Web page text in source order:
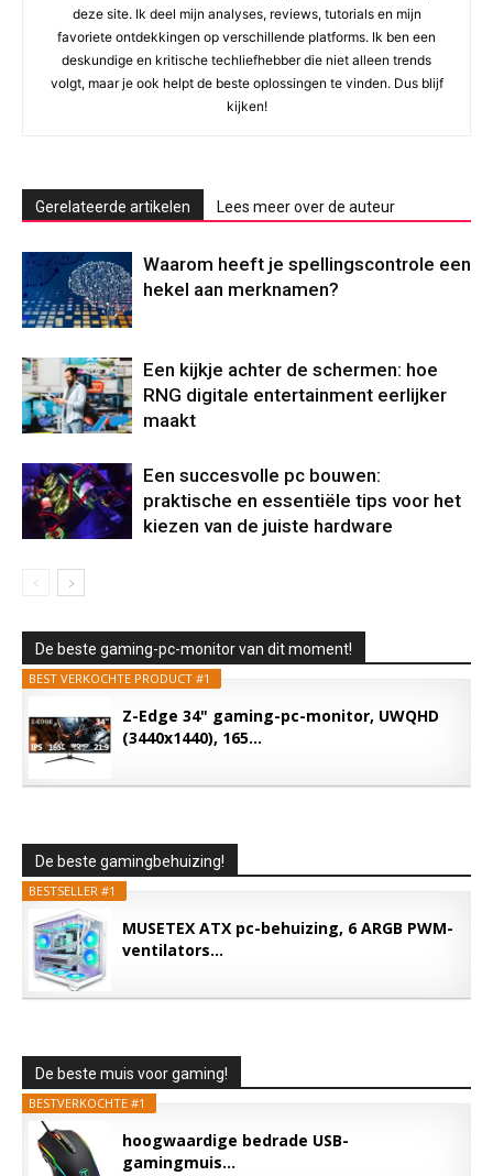
deze site. Ik deel mijn analyses, reviews, tutorials en mijn
favoriete ontdekkingen op verschillende platforms. Ik ben een
deskundige en kritische techliefhebber die niet alleen trends
volgt, maar je ook helpt de beste oplossingen te vinden. Dus blijf
kijken!
Gerelateerde artikelen Lees meer over de auteur
Waarom heeft je spellingscontrole een
hekel aan merknamen?
Een kijkje achter de schermen: hoe
RNG digitale entertainment eerlijker
maakt
Een succesvolle pc bouwen:
praktische en essentiële tips voor het
kiezen van de juiste hardware
De beste gaming-pc-monitor van dit moment!
BEST VERKOCHTE PRODUCT #1
Z-Edge 34" gaming-pc-monitor, UWQHD
(3440x1440), 165...
De beste gamingbehuizing!
BESTSELLER #1
MUSETEX ATX pc-behuizing, 6 ARGB PWM-
ventilators...
De beste muis voor gaming!
BESTVERKOCHTE #1
hoogwaardige bedrade USB-
gamingmuis...